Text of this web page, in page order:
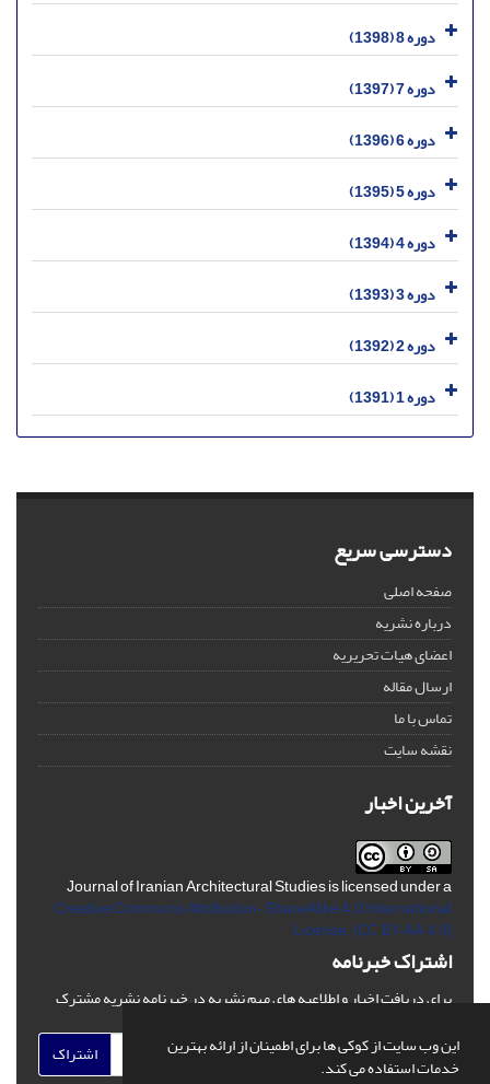
این وب سایت از کوکی ها برای اطمینان از ارائه بهترین
خدمات استفاده می کند.
دوره 8 (1398)
دوره 7 (1397)
دوره 6 (1396)
دوره 5 (1395)
دوره 4 (1394)
دوره 3 (1393)
دوره 2 (1392)
دوره 1 (1391)
دسترسی سریع
صفحه اصلی
درباره نشریه
اعضای هیات تحریریه
ارسال مقاله
تماس با ما
نقشه سایت
آخرین اخبار
Journal of Iranian Architectural Studies is licensed under a
Creative Commons Attribution-ShareAlike 4.0 International
License. (CC BY-AA 4.0)
اشتراک خبرنامه
برای دریافت اخبار و اطلاعیه های مهم نشریه در خبرنامه نشریه مشترک
اشتراک